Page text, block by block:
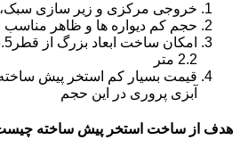
خروجی مرکزی و زیر سازی
حجم کم دیواره ها و ظاهر مناسب
2.2 متر
قیمت بسیار کم استخر پیش
آبزی پروری در این حجم
هدف از ساخت استخر پیش ساخته